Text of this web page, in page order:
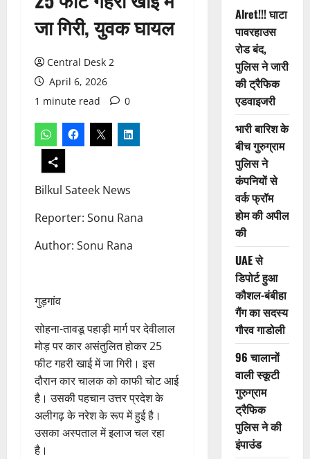
जा गिरी, युवक घायल
Central Desk 2
April 6, 2026
1 minute read
0
Bilkul Sateek News
Reporter: Sonu Rana
Author: Sonu Rana
गुड़गांव
सोहना-तावडू पहाड़ी मार्ग पर देवीलाल
मोड़ पर कार असंतुलित होकर 25
फीट गहरी खाई में जा गिरी। इस
दौरान कार चालक को काफी चोट आई
है। उसकी पहचान उत्तर प्रदेश के
अलीगढ़ के नरेश के रूप में हुई है।
उसका अस्पताल में इलाज चल रहा
है।
Alret!!! घाटा
पावरहाउस
रोड बंद,
पुलिस ने जारी
की ट्रैफिक
एडवाइजरी
भारी बारिश के
बीच गुरुग्राम
पुलिस ने
कंपनियों से
वर्क फ्रॉम
होम की अपील
की
UAE से
डिपोर्ट हुआ
कौशल-बंबीहा
गैंग का सदस्य
गौरव गाडोली
96 चालानों
वाली स्कूटी
गुरुग्राम
ट्रैफिक
पुलिस ने की
इंपाउंड